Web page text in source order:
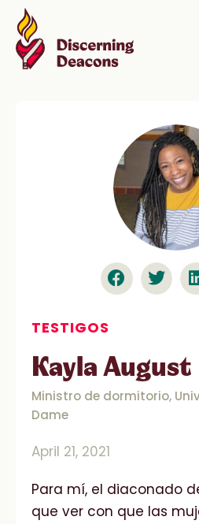
TESTIGOS
Kayla August
Ministro de dormitorio,
Dame
April 21, 2021
Para mí, el diaconado
que ver con que las